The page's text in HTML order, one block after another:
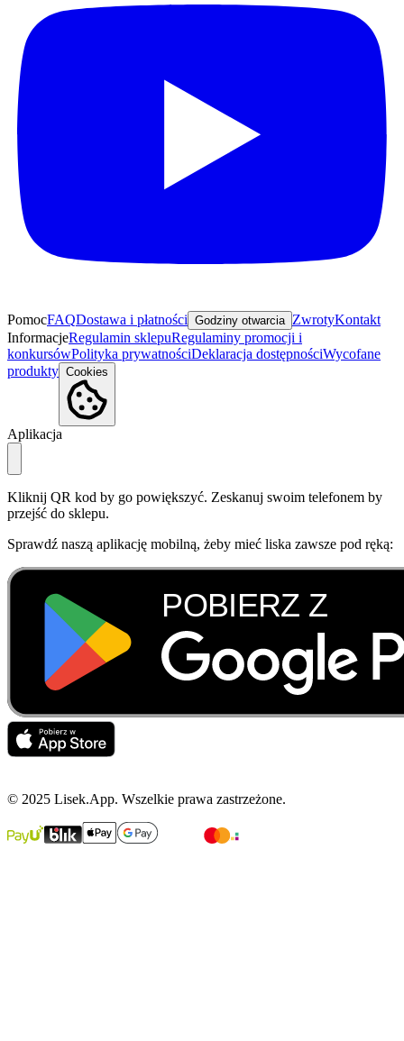
PomocFAQDostawa i płatności Godziny otwarcia ZwrotyKontakt
InformacjeRegulamin sklepuRegulaminy promocji i
konkursówPolityka prywatnościDeklaracja dostępnościWycofane
produkty Cookies
Aplikacja
Kliknij QR kod by go powiększyć. Zeskanuj swoim telefonem by
przejść do sklepu.
Sprawdź naszą aplikację mobilną, żeby mieć liska zawsze pod ręką:
© 2025 Lisek.App. Wszelkie prawa zastrzeżone.